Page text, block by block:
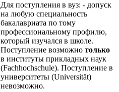
Для поступления в вуз: - допуск
на любую специальность
бакалавриата по тому
профессиональному профилю,
который изучался в школе.
Поступление возможно только
в институты прикладных наук
(Fachhochschule). Поступление в
университеты (Universität)
невозможно.